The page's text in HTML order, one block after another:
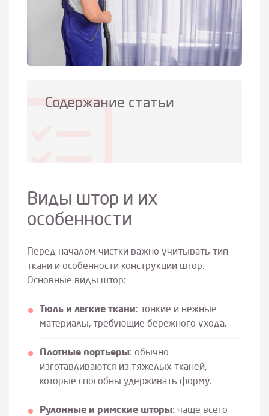
Содержание статьи
Виды штор и их
особенности
Перед началом чистки важно учитывать тип
ткани и особенности конструкции штор.
Основные виды штор:
Тюль и легкие ткани: тонкие и нежные
материалы, требующие бережного ухода.
Плотные портьеры: обычно
изготавливаются из тяжелых тканей,
которые способны удерживать форму.
Рулонные и римские шторы: чаще всего